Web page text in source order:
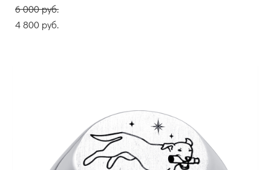
6 000 pуб.
4 800 pуб.